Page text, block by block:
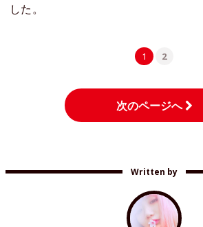
した。
1 2
次のページへ
Written by